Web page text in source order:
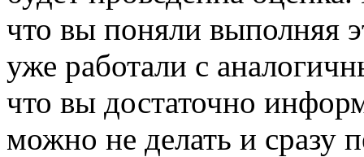
что вы поняли выполняя
уже работали с
что вы достаточно
можно не делать и сразу